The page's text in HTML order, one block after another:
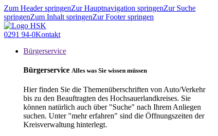
Zum Header springenZur Hauptnavigation springenZur Suche
springenZum Inhalt springenZur Footer springen
0291 94-0Kontakt
Bürgerservice
Bürgerservice Alles was Sie wissen müssen
Hier finden Sie die Themenüberschriften von Auto/Verkehr
bis zu den Beauftragten des Hochsauerlandkreises. Sie
können natürlich auch über "Suche" nach Ihrem Anliegen
suchen. Unter "mehr erfahren" sind die Öffnungszeiten der
Kreisverwaltung hinterlegt.